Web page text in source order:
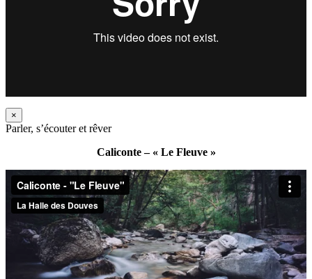
×
Parler, s’écouter et rêver
Caliconte – « Le Fleuve »